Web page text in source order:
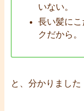
いない。
長い髪に
クだから。
と、分かりました